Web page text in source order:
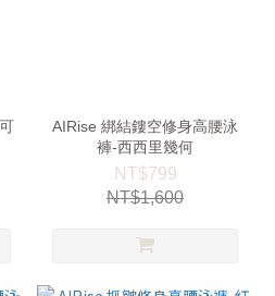
AIRise 綁結鏤空修身高腰泳
褲-西西里幾何
NT$799
NT$1,600